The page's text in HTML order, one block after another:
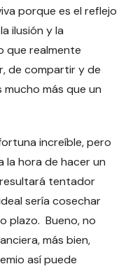
porque es el reflejo
ilusión y la
que realmente
de compartir y de
más que un
increíble, pero
la hora de hacer un
tentador
sería cosechar
plazo. Bueno, no
más bien,
así puede